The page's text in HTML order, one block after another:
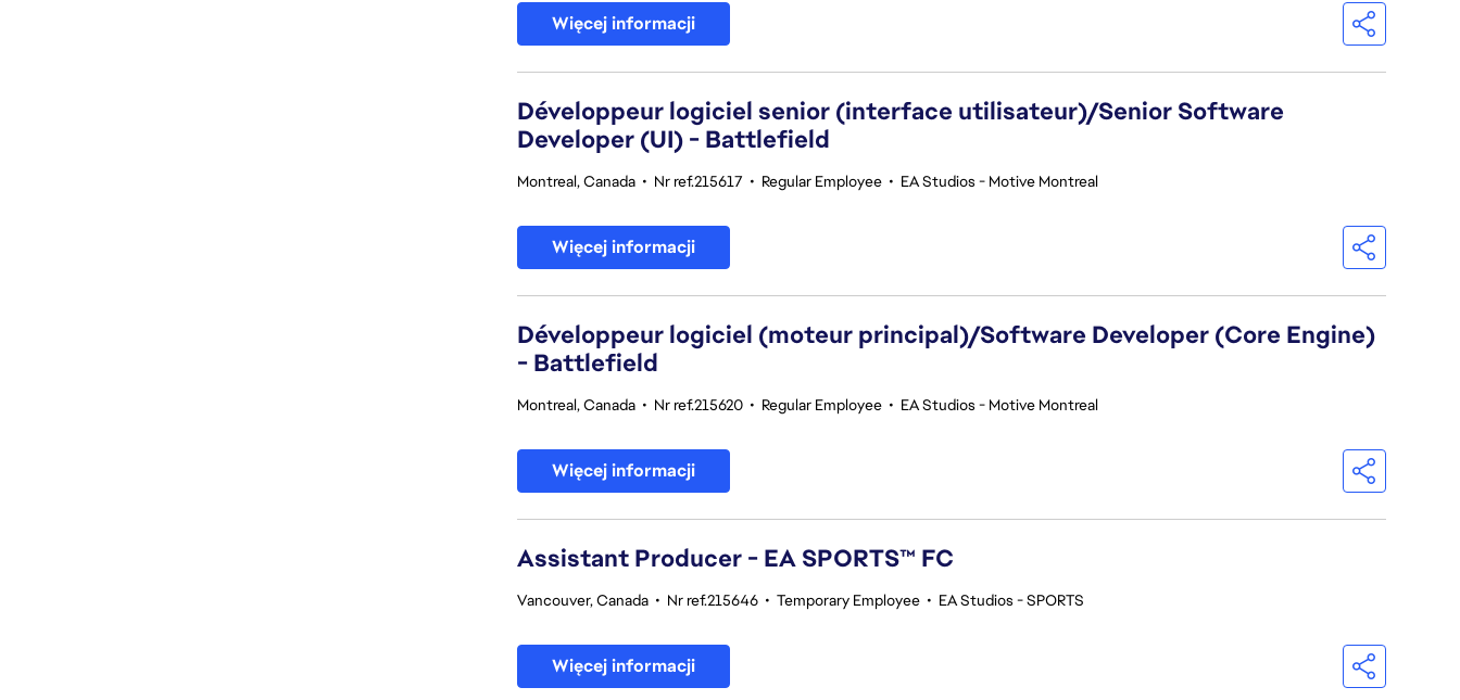
Więcej informacji
Développeur logiciel senior (interface utilisateur)/Senior Software
Developer (UI) - Battlefield
Montreal, Canada • Nr ref.215617 • Regular Employee • EA Studios - Motive Montreal
Więcej informacji
Développeur logiciel (moteur principal)/Software Developer (Core Engine)
- Battlefield
Montreal, Canada • Nr ref.215620 • Regular Employee • EA Studios - Motive Montreal
Więcej informacji
Assistant Producer - EA SPORTS™ FC
Vancouver, Canada • Nr ref.215646 • Temporary Employee • EA Studios - SPORTS
Więcej informacji